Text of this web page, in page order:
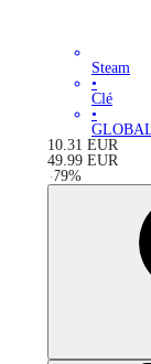
Steam
•
Clé
•
10.31 EUR
49.99 EUR
-79%